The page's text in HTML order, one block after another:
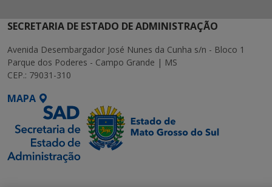
SECRETARIA DE ESTADO DE ADMINISTRAÇÃO
Avenida Desembargador José Nunes da Cunha s/n - Bloco 1
Parque dos Poderes - Campo Grande | MS
CEP.: 79031-310
MAPA